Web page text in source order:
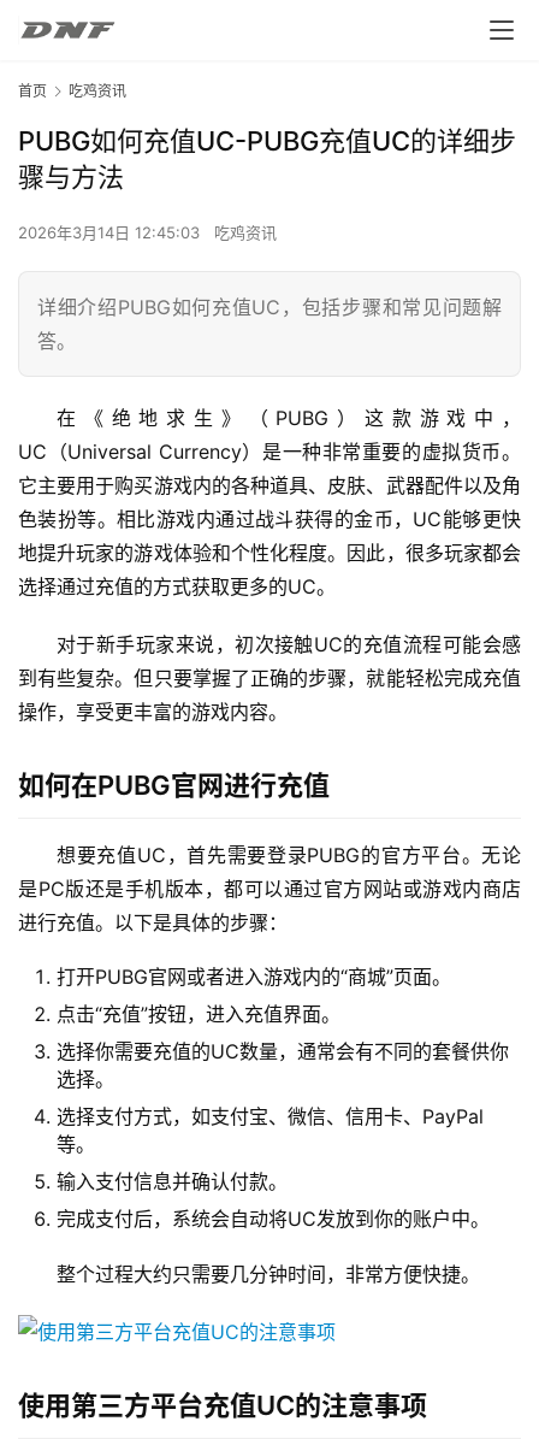
首页 吃鸡资讯
PUBG如何充值UC-PUBG充值UC的详细步
骤与方法
2026年3月14日 12:45:03 吃鸡资讯
详细介绍PUBG如何充值UC，包括步骤和常见问题解
答。
在《绝地求生》（PUBG）这款游戏中，
UC（Universal Currency）是一种非常重要的虚拟货币。
它主要用于购买游戏内的各种道具、皮肤、武器配件以及角
色装扮等。相比游戏内通过战斗获得的金币，UC能够更快
地提升玩家的游戏体验和个性化程度。因此，很多玩家都会
选择通过充值的方式获取更多的UC。
对于新手玩家来说，初次接触UC的充值流程可能会感
到有些复杂。但只要掌握了正确的步骤，就能轻松完成充值
操作，享受更丰富的游戏内容。
如何在PUBG官网进行充值
想要充值UC，首先需要登录PUBG的官方平台。无论
是PC版还是手机版本，都可以通过官方网站或游戏内商店
进行充值。以下是具体的步骤：
打开PUBG官网或者进入游戏内的“商城”页面。
点击“充值”按钮，进入充值界面。
选择你需要充值的UC数量，通常会有不同的套餐供你
选择。
选择支付方式，如支付宝、微信、信用卡、PayPal
等。
输入支付信息并确认付款。
完成支付后，系统会自动将UC发放到你的账户中。
整个过程大约只需要几分钟时间，非常方便快捷。
使用第三方平台充值UC的注意事项